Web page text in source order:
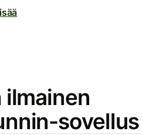
ilmainen
sovellus